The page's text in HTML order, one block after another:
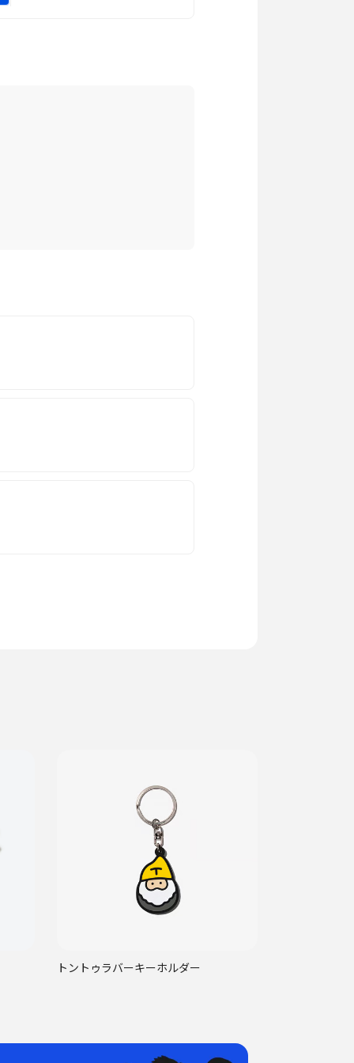
トントゥラバーキーホルダー